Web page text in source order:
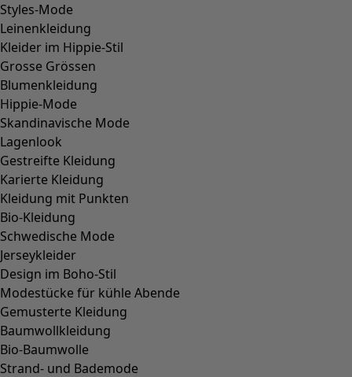
Styles-Mode
Leinenkleidung
Kleider im Hippie-Stil
Grosse Grössen
Blumenkleidung
Hippie-Mode
Skandinavische Mode
Lagenlook
Gestreifte Kleidung
Karierte Kleidung
Kleidung mit Punkten
Bio-Kleidung
Schwedische Mode
Jerseykleider
Design im Boho-Stil
Modestücke für kühle Abende
Gemusterte Kleidung
Baumwollkleidung
Bio-Baumwolle
Strand- und Bademode